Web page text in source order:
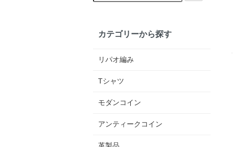
カテゴリーから探す
リパオ編み
Tシャツ
モダンコイン
アンティークコイン
革製品